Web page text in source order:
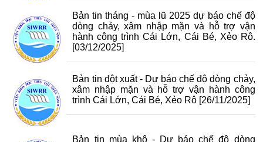
Bản tin tháng - mùa lũ 2025 dự báo chế độ
dòng chảy, xâm nhập mặn và hỗ trợ vận
hành công trình Cái Lớn, Cái Bé, Xẻo Rô.
[03/12/2025]
Bản tin đột xuất - Dự báo chế độ dòng chảy,
xâm nhập mặn và hỗ trợ vận hành công
trình Cái Lớn, Cái Bé, Xẻo Rô [26/11/2025]
Bản tin mùa khô - Dự báo chế độ dòng